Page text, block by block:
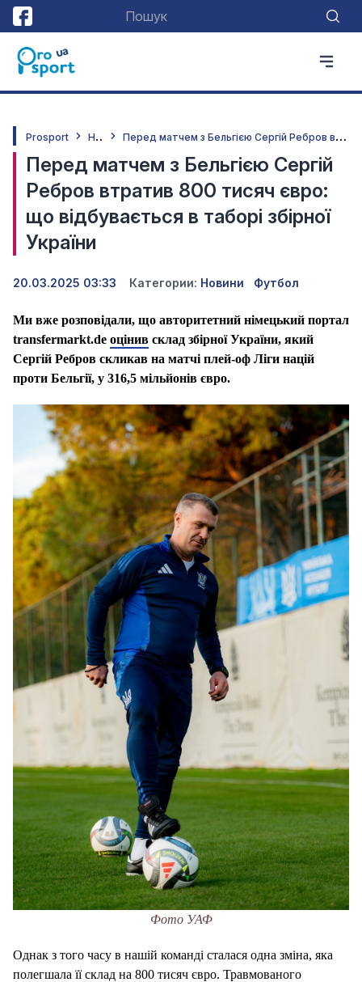
Prosport Н
овини П
еред матчем з Бельгією Сергій Ребров втратив 800 тисяч євро: що відбувається в таборі збірної України
Перед матчем з Бельгією Сергій
Ребров втратив 800 тисяч євро:
що відбувається в таборі збірної
України
20.03.2025 03:33 Категории: Новини Футбол
Ми вже розповідали, що авторитетний німецький портал
transfermarkt.de оцінив склад збірної України, який
Сергій Ребров скликав на матчі плей-оф Ліги націй
проти Бельгії, у 316,5 мільйонів євро.
Фото УАФ
Однак з того часу в нашій команді сталася одна зміна, яка
полегшала її склад на 800 тисяч євро. Травмованого